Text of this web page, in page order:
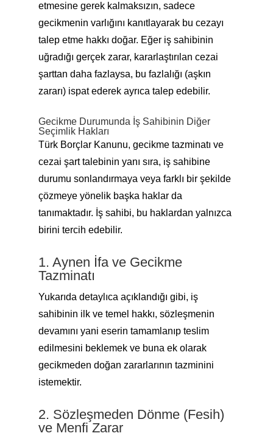
etmesine gerek kalmaksızın, sadece
gecikmenin varlığını kanıtlayarak bu cezayı
talep etme hakkı doğar. Eğer iş sahibinin
uğradığı gerçek zarar, kararlaştırılan cezai
şarttan daha fazlaysa, bu fazlalığı (aşkın
zararı) ispat ederek ayrıca talep edebilir.
Gecikme Durumunda İş Sahibinin Diğer
Seçimlik Hakları
Türk Borçlar Kanunu, gecikme tazminatı ve
cezai şart talebinin yanı sıra, iş sahibine
durumu sonlandırmaya veya farklı bir şekilde
çözmeye yönelik başka haklar da
tanımaktadır. İş sahibi, bu haklardan yalnızca
birini tercih edebilir.
1. Aynen İfa ve Gecikme
Tazminatı
Yukarıda detaylıca açıklandığı gibi, iş
sahibinin ilk ve temel hakkı, sözleşmenin
devamını yani eserin tamamlanıp teslim
edilmesini beklemek ve buna ek olarak
gecikmeden doğan zararlarının tazminini
istemektir.
2. Sözleşmeden Dönme (Fesih)
ve Menfi Zarar